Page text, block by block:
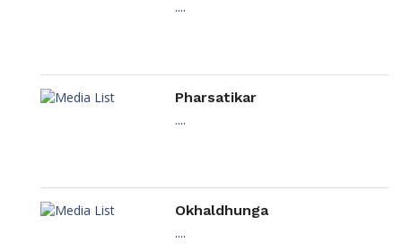
....
Pharsatikar
....
Okhaldhunga
....